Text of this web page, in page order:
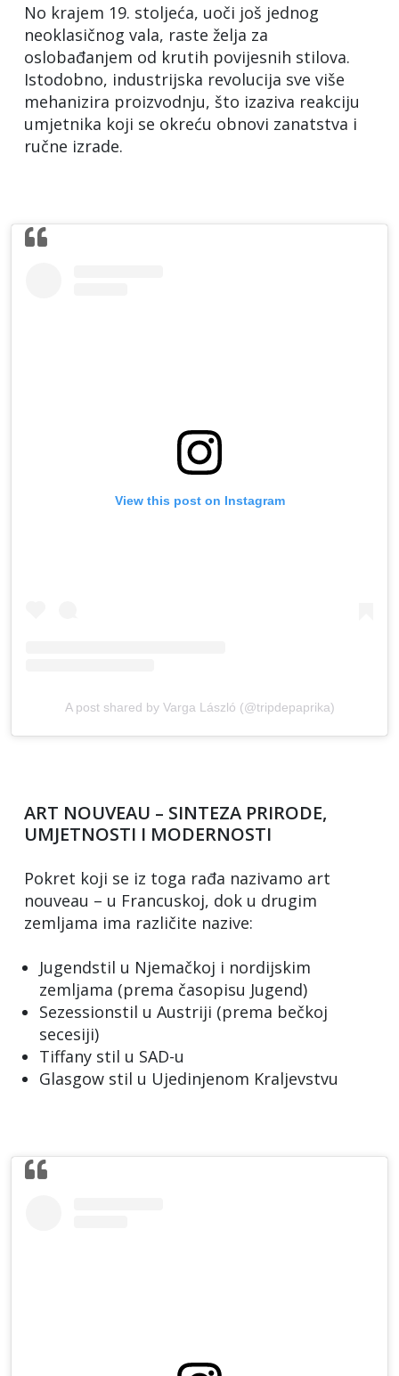
No krajem 19. stoljeća, uoči još jednog
neoklasičnog vala, raste želja za
oslobađanjem od krutih povijesnih stilova.
Istodobno, industrijska revolucija sve više
mehanizira proizvodnju, što izaziva reakciju
umjetnika koji se okreću obnovi zanatstva i
ručne izrade.
View this post on Instagram
A post shared by Varga László (@tripdepaprika)
ART NOUVEAU – SINTEZA PRIRODE,
UMJETNOSTI I MODERNOSTI
Pokret koji se iz toga rađa nazivamo art
nouveau – u Francuskoj, dok u drugim
zemljama ima različite nazive:
Jugendstil u Njemačkoj i nordijskim
zemljama (prema časopisu Jugend)
Sezessionstil u Austriji (prema bečkoj
secesiji)
Tiffany stil u SAD-u
Glasgow stil u Ujedinjenom Kraljevstvu